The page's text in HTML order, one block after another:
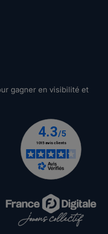
gagner en visibilité et